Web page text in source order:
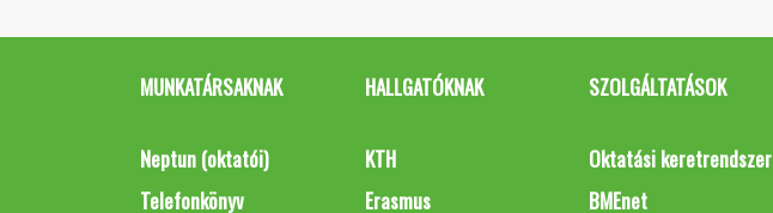
MUNKATÁRSAKNAK
Neptun (oktatói)
Telefonkönyv
HALLGATÓKNAK
KTH
Erasmus
SZOLGÁLTATÁSOK
Oktatási keretrendszer
BMEnet